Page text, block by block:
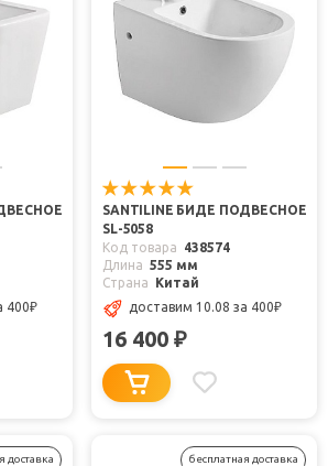
400₽
SANTILINE БИДЕ ПОДВЕСНОЕ
SL-5058
Код товара
438574
Длина 555 мм
Страна
Китай
доставим 10.08 за 400₽
16 400 ₽
доставка бесплатная доставка